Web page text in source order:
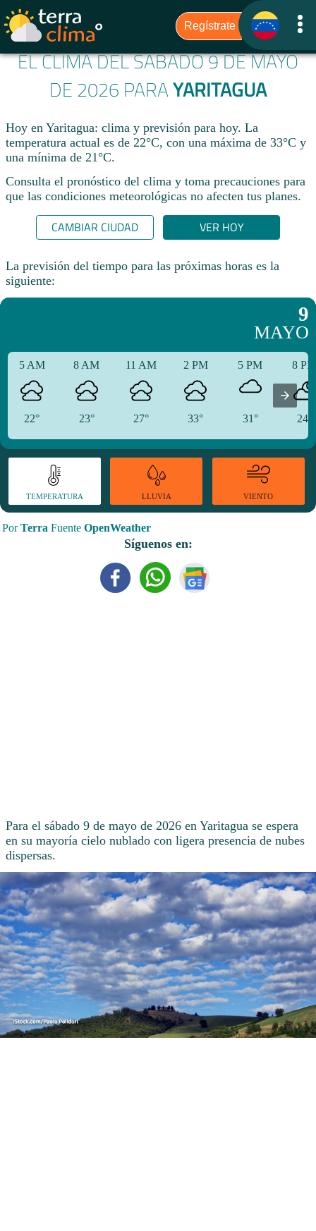
EL CLIMA DEL SÁBADO 9 DE MAYO
DE 2026 PARAYARITAGUA
Hoy en Yaritagua: clima y previsión para hoy. La
temperatura actual es de 22°C, con una máxima de 33°C y
una mínima de 21°C.​
Consulta el pronóstico del clima y toma precauciones para
que las condiciones meteorológicas no afecten tus planes.​
CAMBIAR CIUDAD VER HOY
La previsión del tiempo para las próximas horas es la
siguiente:
9
MAYO
5 AM
22°
8 AM
23°
11 AM
27°
2 PM
33°
5 PM
31°
8
24°
TEMPERATURA LLUVIA VIENTO
PorTerra Fuente OpenWeather
Síguenos en:
Para el sábado 9 de mayo de 2026 en Yaritagua se espera
en su mayoría cielo nublado con ligera presencia de nubes
dispersas.